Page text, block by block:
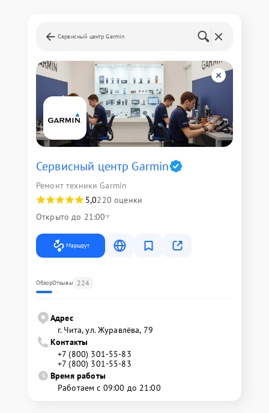
Сервисный центр Garmin
Сервисный центр Garmin
Ремонт техники Garmin
5,0220 оценки
Открыто до 21:00
Маршрут
ОбзорОтзывы 224
Адрес
г. Чита, ул. Журавлёва, 79
Контакты
+7 (800) 301-55-83
+7 (800) 301-55-83
Время работы
Работаем с 09:00 до 21:00